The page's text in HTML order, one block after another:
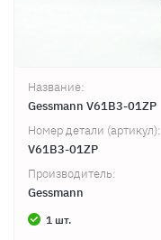
Название:
Gessmann V61B3-01ZP
Номер детали (артикул):
V61B3-01ZP
Производитель:
Gessmann
1 шт.